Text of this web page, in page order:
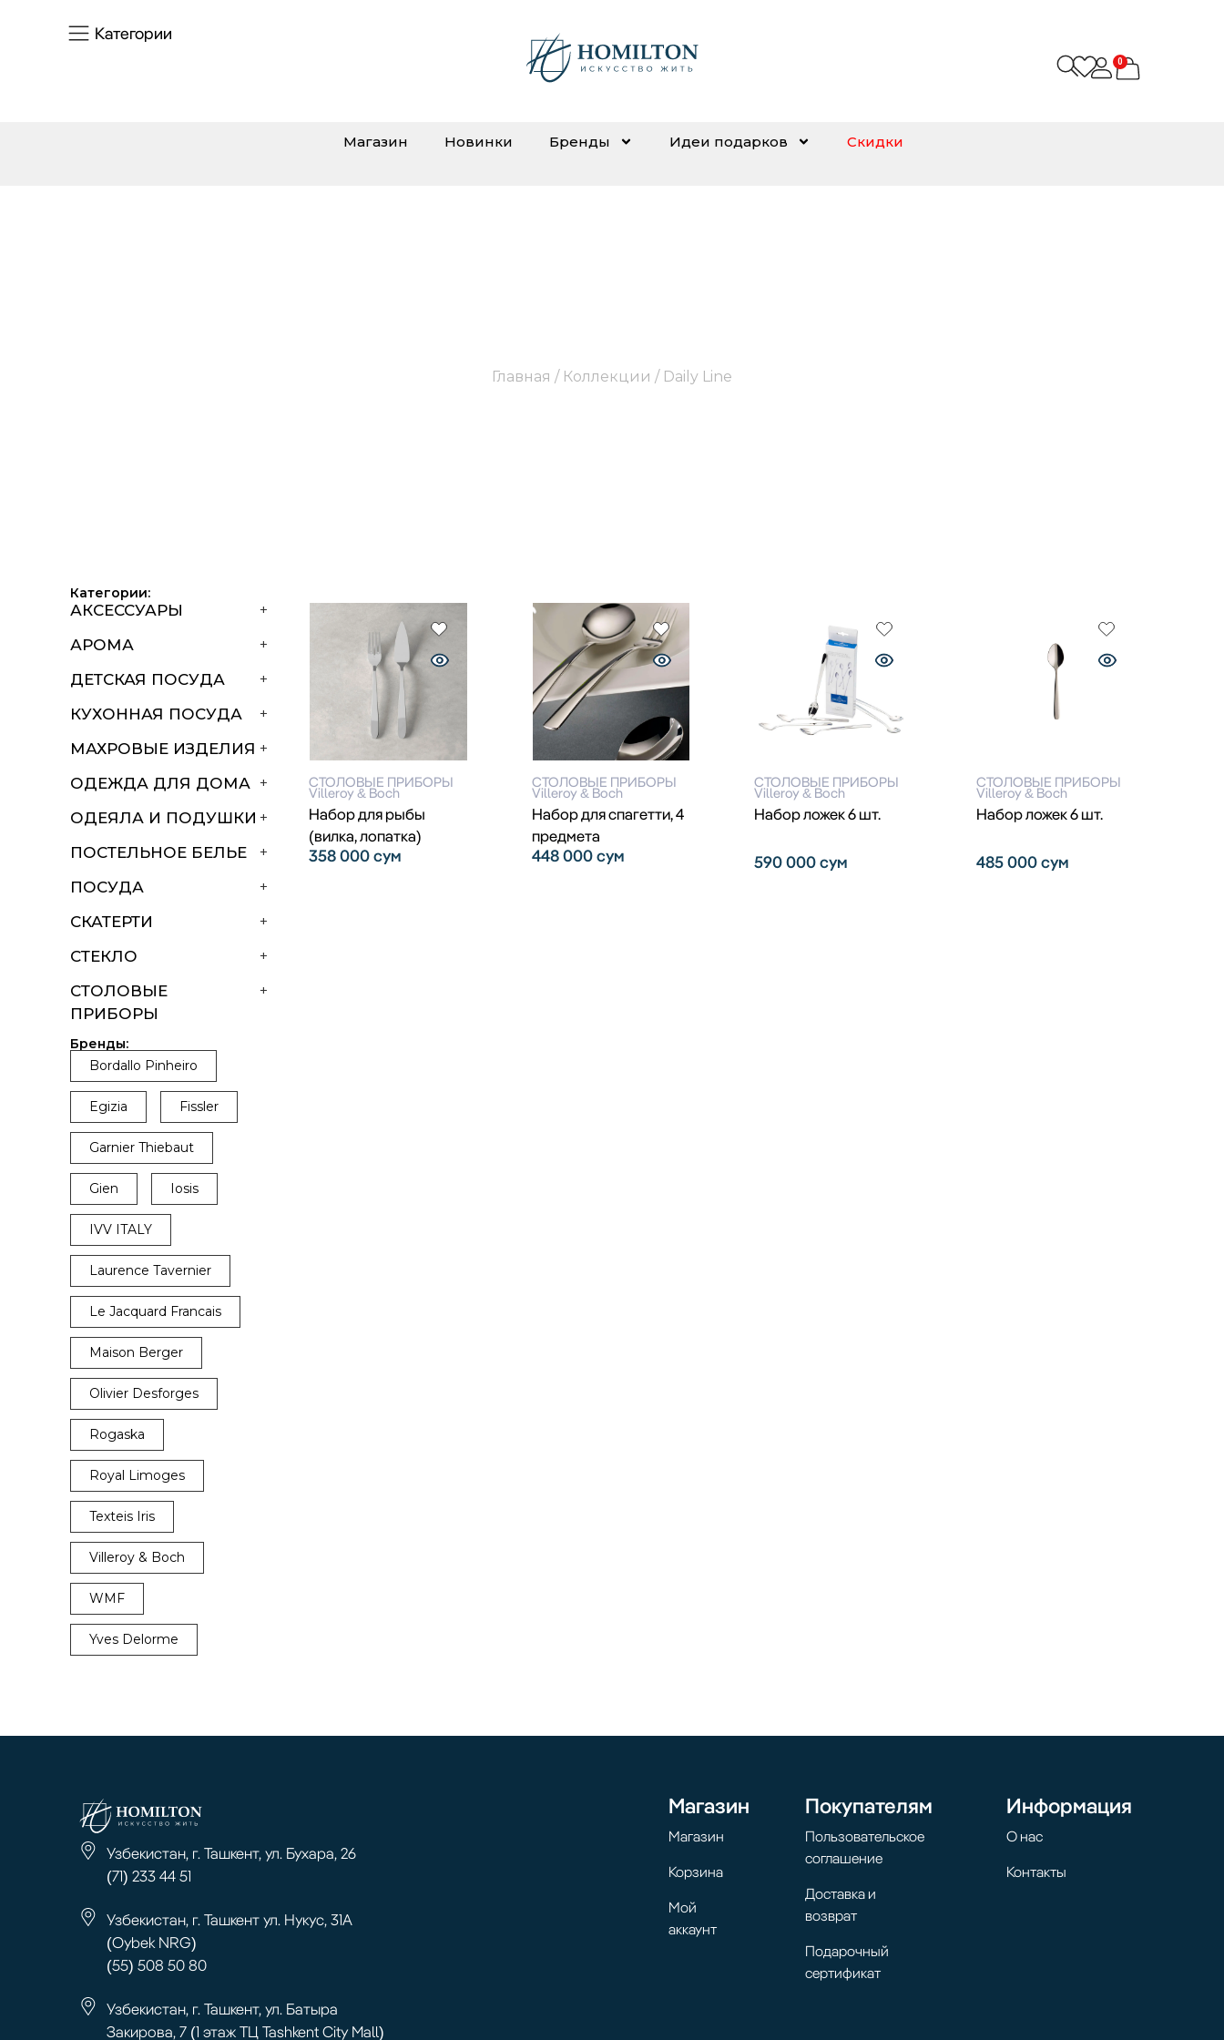
Категории
0
Магазин Новинки Бренды Идеи подарков Скидки
Главная / Коллекции / Daily Line
Категории:
+
АКСЕССУАРЫ
+
АРОМА
+
ДЕТСКАЯ ПОСУДА
+
КУХОННАЯ ПОСУДА
+
МАХРОВЫЕ ИЗДЕЛИЯ
+
ОДЕЖДА ДЛЯ ДОМА
+
ОДЕЯЛА И ПОДУШКИ
+
ПОСТЕЛЬНОЕ БЕЛЬЕ
+
ПОСУДА
+
СКАТЕРТИ
+
СТЕКЛО
+
СТОЛОВЫЕ
ПРИБОРЫ
Бренды:
Bordallo Pinheiro
Egizia Fissler
Garnier Thiebaut
Gien Iosis
IVV ITALY
Laurence Tavernier
Le Jacquard Francais
Maison Berger
Olivier Desforges
Rogaska
Royal Limoges
Texteis Iris
Villeroy & Boch
WMF
Yves Delorme
СТОЛОВЫЕ ПРИБОРЫ
Villeroy & Boch
Набор для рыбы
(вилка, лопатка)
358 000сум
СТОЛОВЫЕ ПРИБОРЫ
Villeroy & Boch
Набор для спагетти, 4
предмета
448 000сум
СТОЛОВЫЕ ПРИБОРЫ
Villeroy & Boch
Набор ложек 6 шт.
590 000сум
СТОЛОВЫЕ ПРИБОРЫ
Villeroy & Boch
Набор ложек 6 шт.
485 000сум
Узбекистан, г. Ташкент, ул. Бухара, 26
(71) 233 44 51
Узбекистан, г. Ташкент ул. Нукус, 31А
(Oybek NRG)
(55) 508 50 80
Узбекистан, г. Ташкент, ул. Батыра
Закирова, 7 (1 этаж ТЦ Tashkent City Mall)
Магазин
Магазин
Корзина
Мой
аккаунт
Покупателям
Пользовательское
соглашение
Доставка и
возврат
Подарочный
сертификат
Информация
О нас
Контакты